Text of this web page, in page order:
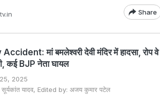
Share
मां बमलेश्वरी देवी मंदिर में हादसा, रोप वे
कई BJP नेता घायल
2025
यादव, Edited by: अजय कुमार पटेल